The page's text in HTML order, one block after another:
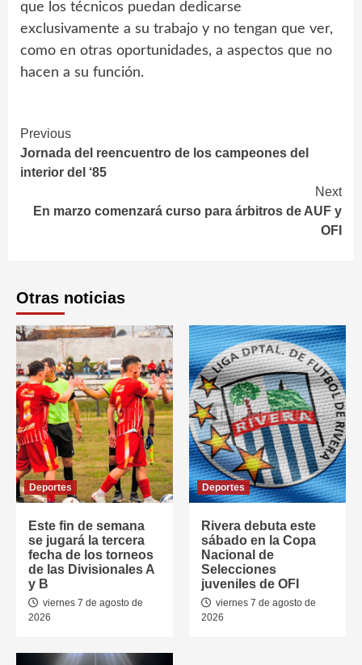
que los técnicos puedan dedicarse
exclusivamente a su trabajo y no tengan que ver,
como en otras oportunidades, a aspectos que no
hacen a su función.
Continue
Reading
Previous
Jornada del reencuentro de los campeones del
interior del ‘85
Next
En marzo comenzará curso para árbitros de AUF y
OFI
Otras noticias
Deportes
Este fin de semana
se jugará la tercera
fecha de los torneos
de las Divisionales A
y B
viernes 7 de agosto de
2026
Deportes
Rivera debuta este
sábado en la Copa
Nacional de
Selecciones
juveniles de OFI
viernes 7 de agosto de
2026